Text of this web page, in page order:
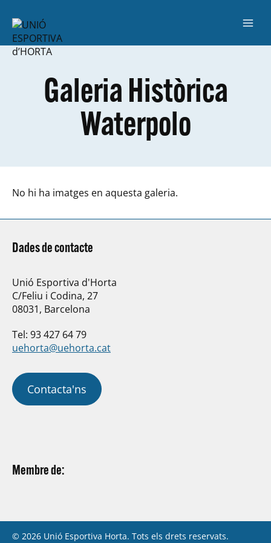
Galeria Històrica
Waterpolo
No hi ha imatges en aquesta galeria.
Dades de contacte
Unió Esportiva d'Horta
C/Feliu i Codina, 27
08031, Barcelona
Tel: 93 427 64 79
uehorta@uehorta.cat
Contacta'ns
Membre de:
© 2026 Unió Esportiva Horta. Tots els drets reservats.